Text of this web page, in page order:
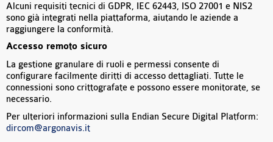
Alcuni requisiti tecnici di GDPR, IEC 62443, ISO 27001 e NIS2
sono già integrati nella piattaforma, aiutando le aziende a
raggiungere la conformità.
Accesso remoto sicuro
La gestione granulare di ruoli e permessi consente di
configurare facilmente diritti di accesso dettagliati. Tutte le
connessioni sono crittografate e possono essere monitorate, se
necessario.
Per ulteriori informazioni sulla Endian Secure Digital Platform:
dircom@argonavis.it